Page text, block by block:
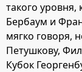
такого
Бербаум и
мягко говоря,
Петушкову,
Кубок